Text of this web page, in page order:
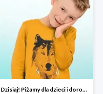
Dzisiaj! Piżamy dla dzieci i dorosłych -50%